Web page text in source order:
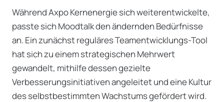
Während Axpo Kernenergie sich weiterentwickelte,
passte sich Moodtalk den ändernden Bedürfnisse
an. Ein zunächst reguläres Teamentwicklungs-Tool
hat sich zu einem strategischen Mehrwert
gewandelt, mithilfe dessen gezielte
Verbesserungsinitiativen angeleitet und eine Kultur
des selbstbestimmten Wachstums gefördert wird.